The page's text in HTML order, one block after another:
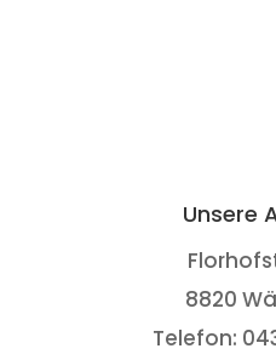
Unsere
8820
Telefon: